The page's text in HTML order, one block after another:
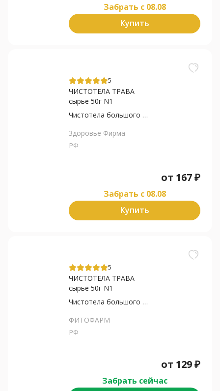
Забрать c 08.08
Купить
5
ЧИСТОТЕЛА ТРАВА
сырье 50г N1
Чистотела большого трава
Здоровье Фирма
РФ
от 167₽
Забрать c 08.08
Купить
5
ЧИСТОТЕЛА ТРАВА
сырье 50г N1
Чистотела большого трава
ФИТОФАРМ
РФ
от 129₽
Забрать сейчас